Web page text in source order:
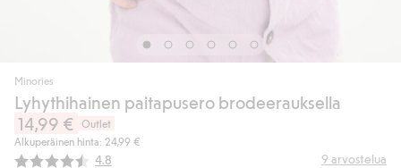
Minories
Lyhythihainen paitapusero brodeerauksella
14,99 €
Outlet
Alkuperäinen hinta: 24,99 €
Keskimääräinen luokitus:
4.8 9 arvostelua